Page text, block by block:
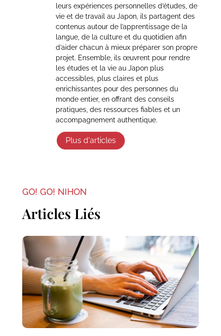
leurs expériences personnelles d’études, de
vie et de travail au Japon, ils partagent des
contenus autour de l’apprentissage de la
langue, de la culture et du quotidien afin
d’aider chacun à mieux préparer son propre
projet. Ensemble, ils œuvrent pour rendre
les études et la vie au Japon plus
accessibles, plus claires et plus
enrichissantes pour des personnes du
monde entier, en offrant des conseils
pratiques, des ressources fiables et un
accompagnement authentique.
Plus d'articles
GO! GO! NIHON
Articles Liés